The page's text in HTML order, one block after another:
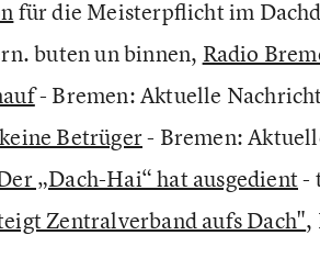
für die Meisterpflicht im
buten un binnen, Radio
- Bremen: Aktuelle
Betrüger- Bremen:
„Dach-Hai“ hat ausgedient-
Zentralverband aufs Dach",